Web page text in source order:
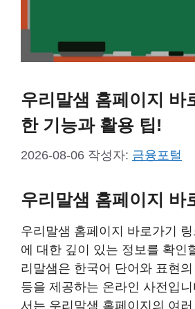
우리말샘 홈페이지 바
한 기능과 활용 팁!
2026-08-06 작성자: 금융포털
우리말샘 홈페이지 바
우리말샘 홈페이지 바로가기
에 대한 깊이 있는 정보를 확인
리말샘은 한국어 단어와 표현
등을 제공하는 온라인 사전입니
서는 우리말샘 홈페이지의 여